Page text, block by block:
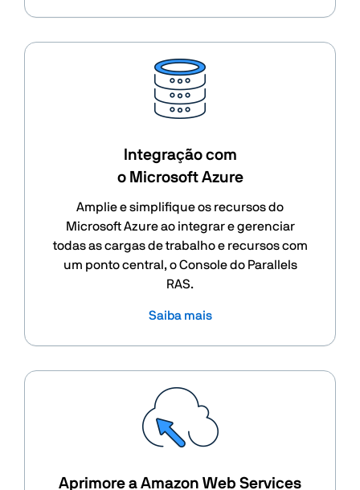
Integração com
o Microsoft Azure
Amplie e simplifique os recursos do
Microsoft Azure ao integrar e gerenciar
todas as cargas de trabalho e recursos com
um ponto central, o Console do Parallels
RAS.
Saiba mais
Aprimore a Amazon Web Services